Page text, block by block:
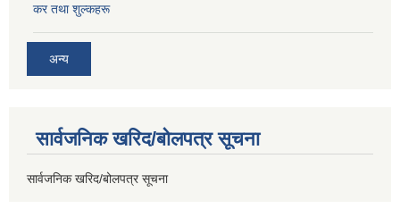
कर तथा शुल्कहरू
अन्य
सार्वजनिक खरिद/बोलपत्र सूचना
सार्वजनिक खरिद/बोलपत्र सूचना